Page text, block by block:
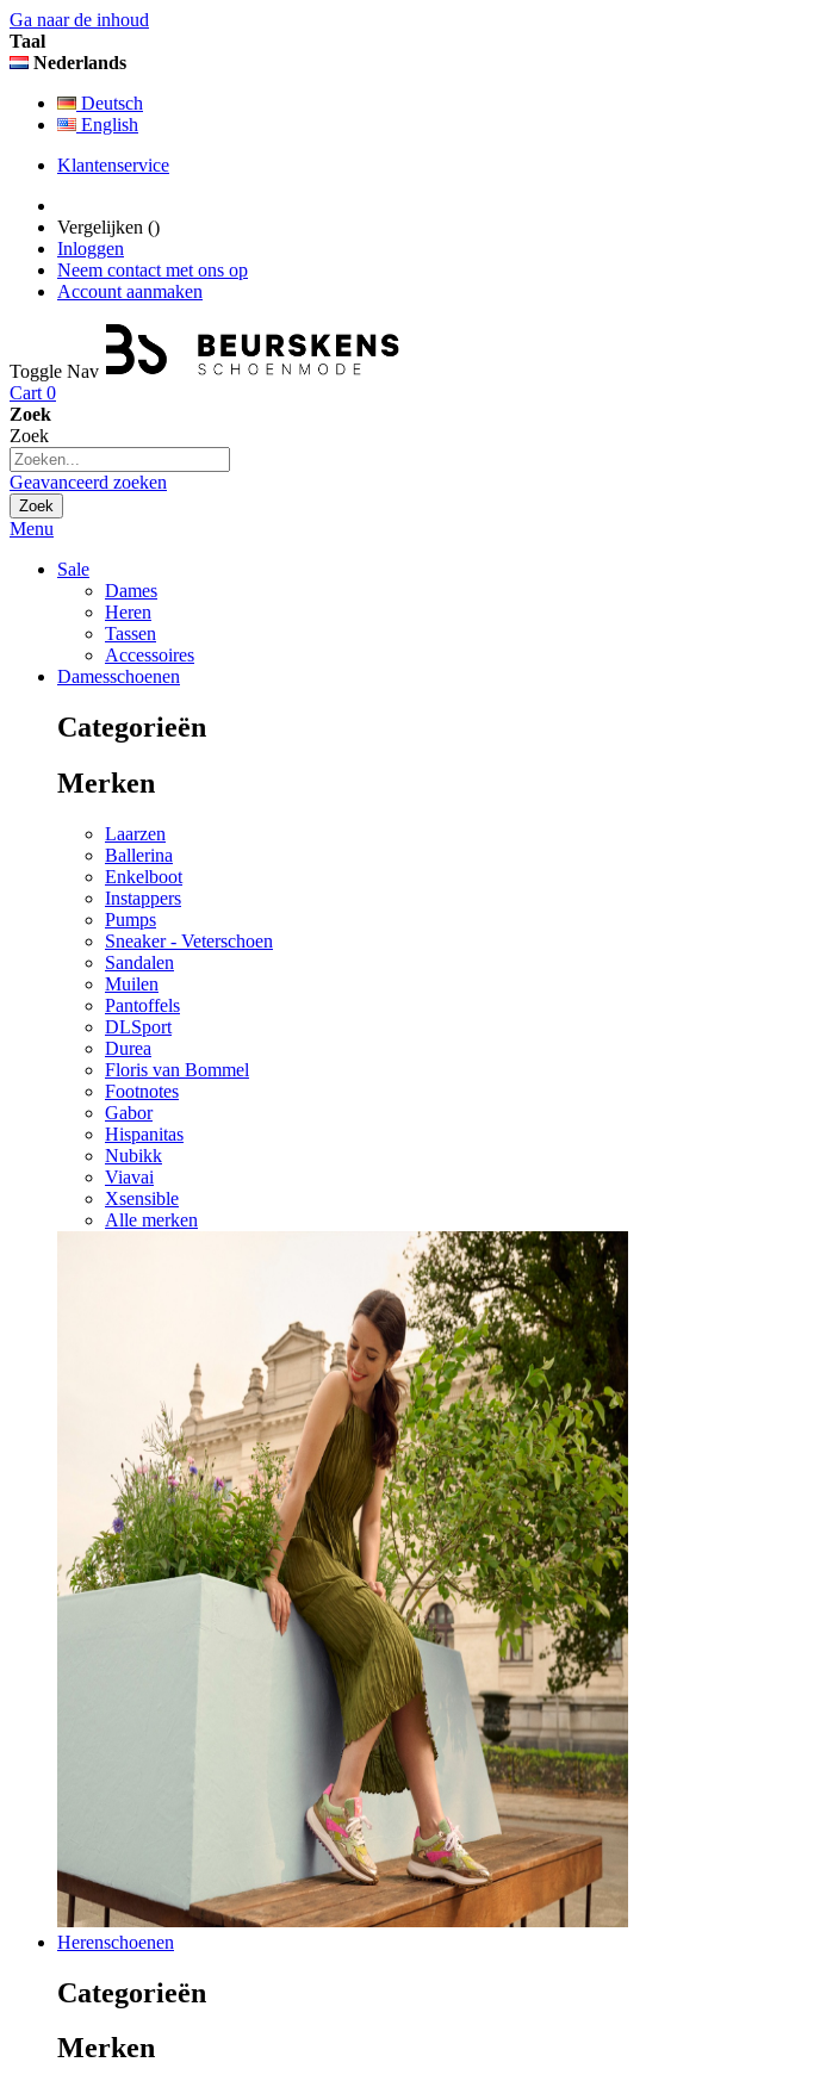
Ga naar de inhoud
Taal
Nederlands
Deutsch
English
Klantenservice
Vergelijken ()
Inloggen
Neem contact met ons op
Account aanmaken
Toggle Nav
Cart 0
Zoek
Zoek
Geavanceerd zoeken
Zoek
Menu
Sale
Dames
Heren
Tassen
Accessoires
Damesschoenen
Categorieën
Merken
Laarzen
Ballerina
Enkelboot
Instappers
Pumps
Sneaker - Veterschoen
Sandalen
Muilen
Pantoffels
DLSport
Durea
Floris van Bommel
Footnotes
Gabor
Hispanitas
Nubikk
Viavai
Xsensible
Alle merken
Herenschoenen
Categorieën
Merken